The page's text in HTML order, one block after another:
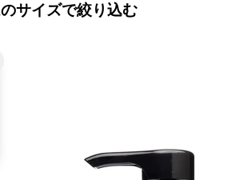
サイズで絞り込む